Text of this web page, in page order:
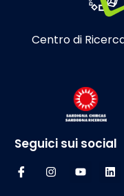
Centro di
Seguici sui social